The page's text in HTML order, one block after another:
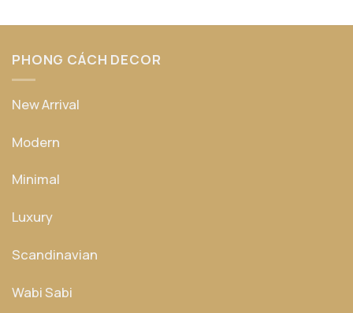
PHONG CÁCH DECOR
New Arrival
Modern
Minimal
Luxury
Scandinavian
Wabi Sabi